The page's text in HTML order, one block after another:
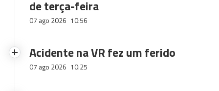
de terça-feira
07 ago 2026 10:56
Acidente na VR fez um ferido
07 ago 2026 10:25